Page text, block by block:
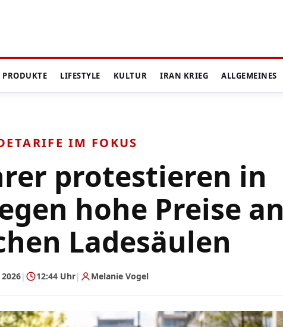
PRODUKTE LIFESTYLE KULTUR IRAN KRIEG ALLGEMEINES
IM FOKUS
protestieren in
hohe Preise an
Ladesäulen
| 12:44 Uhr| Melanie Vogel